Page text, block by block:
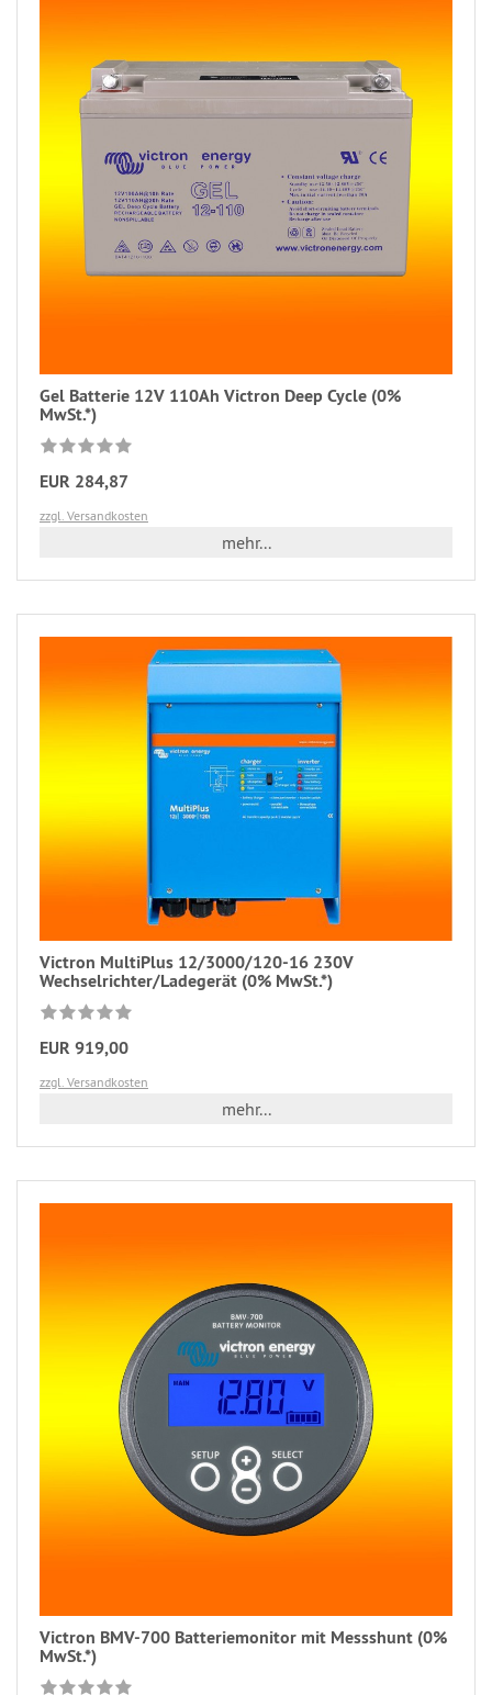
Gel Batterie 12V 110Ah Victron Deep Cycle (0%
MwSt.*)
EUR 284,87
zzgl. Versandkosten
mehr...
Victron MultiPlus 12/3000/120-16 230V
Wechselrichter/Ladegerät (0% MwSt.*)
EUR 919,00
zzgl. Versandkosten
mehr...
Victron BMV-700 Batteriemonitor mit Messshunt (0%
MwSt.*)